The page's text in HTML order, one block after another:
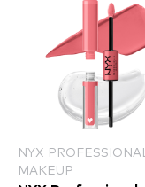
NYX PROFESSIONAL
MAKEUP